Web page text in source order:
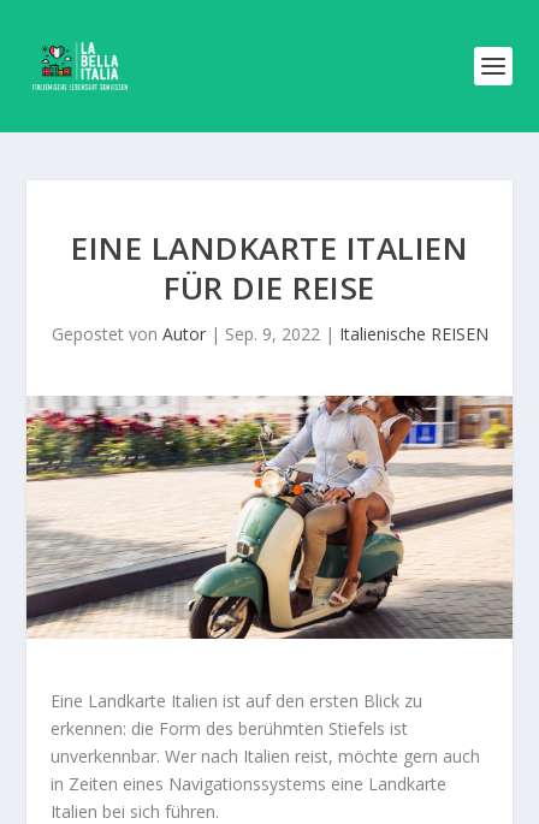
EINE LANDKARTE ITALIEN
FÜR DIE REISE
Gepostet von Autor| Sep. 9, 2022| Italienische REISEN
Eine Landkarte Italien ist auf den ersten Blick zu
erkennen: die Form des berühmten Stiefels ist
unverkennbar. Wer nach Italien reist, möchte gern auch
in Zeiten eines Navigationssystems eine Landkarte
Italien bei sich führen.